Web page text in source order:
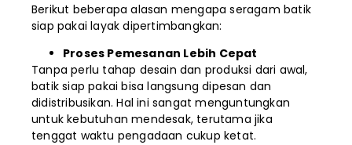
Berikut beberapa alasan mengapa seragam batik
siap pakai layak dipertimbangkan:
Proses Pemesanan Lebih Cepat
Tanpa perlu tahap desain dan produksi dari awal,
batik siap pakai bisa langsung dipesan dan
didistribusikan. Hal ini sangat menguntungkan
untuk kebutuhan mendesak, terutama jika
tenggat waktu pengadaan cukup ketat.